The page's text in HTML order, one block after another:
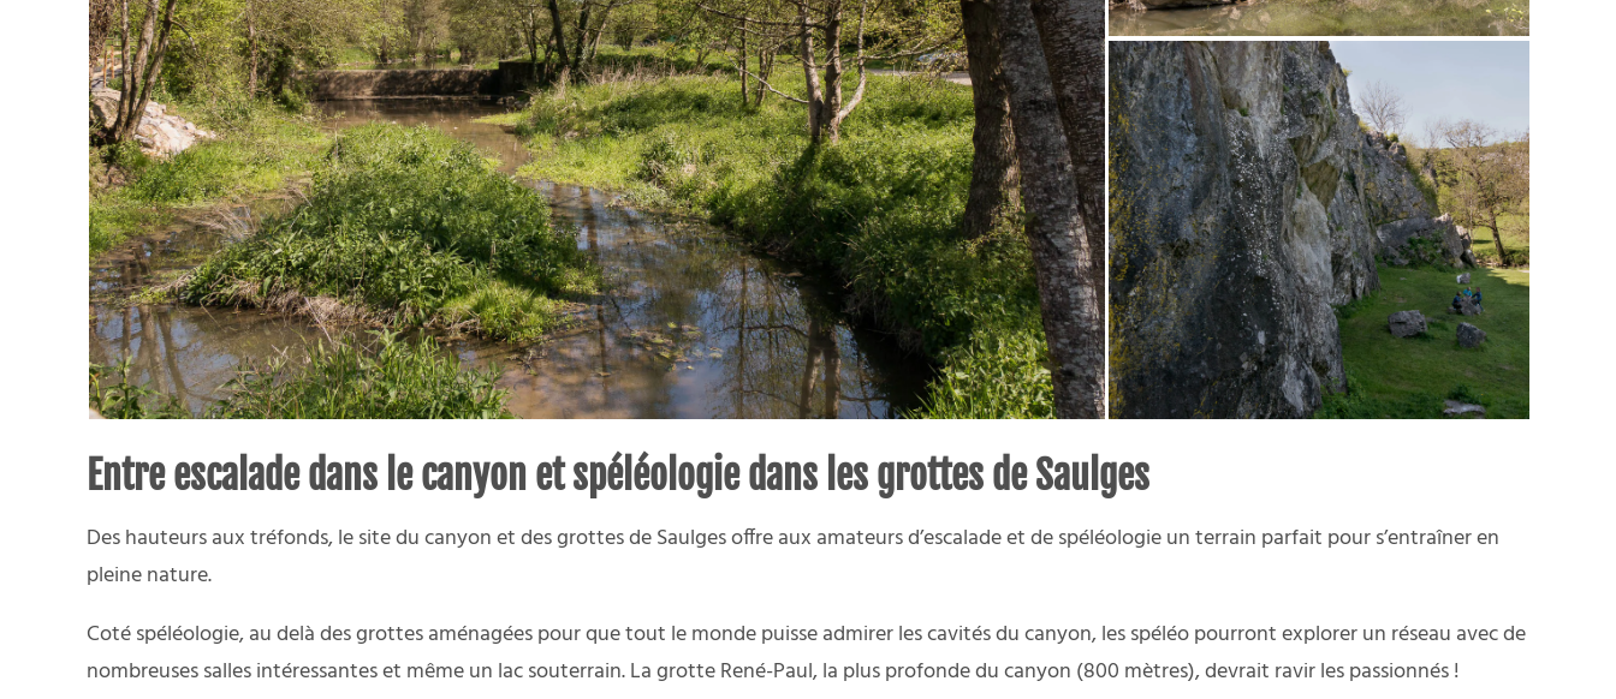
Entre escalade dans le canyon et spéléologie dans les grottes de Saulges
Des hauteurs aux tréfonds, le site du canyon et des grottes de Saulges offre aux amateurs d’escalade et de spéléologie un terrain parfait pour s’entraîner en
pleine nature.
Coté spéléologie, au delà des grottes aménagées pour que tout le monde puisse admirer les cavités du canyon, les spéléo pourront explorer un réseau avec de
nombreuses salles intéressantes et même un lac souterrain. La grotte René-Paul, la plus profonde du canyon (800 mètres), devrait ravir les passionnés !